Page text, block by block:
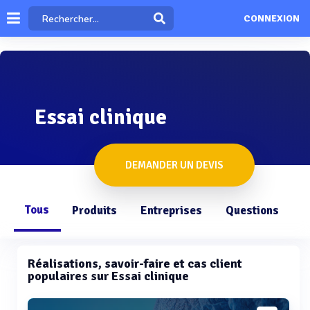
CONNEXION
Essai clinique
DEMANDER UN DEVIS
Tous Produits Entreprises Questions
Réalisations, savoir-faire et cas client
populaires sur Essai clinique